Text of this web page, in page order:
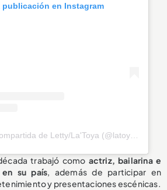
publicación en Instagram
trabajó como actriz, bailarina e
su país, además de participar en
y presentaciones escénicas.